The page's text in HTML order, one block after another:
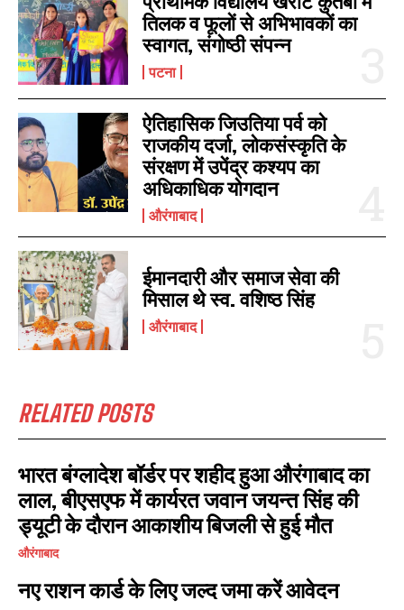
तिलक व फूलों से अभिभावकों का
स्वागत, संगोष्ठी संपन्न
पटना
ऐतिहासिक जिउतिया पर्व को
राजकीय दर्जा, लोकसंस्कृति के
संरक्षण में उपेंद्र कश्यप का
अधिकाधिक योगदान
औरंगाबाद
ईमानदारी और समाज सेवा की
मिसाल थे स्व. वशिष्ठ सिंह
औरंगाबाद
RELATED POSTS
भारत बंग्लादेश बॉर्डर पर शहीद हुआ औरंगाबाद का
लाल, बीएसएफ में कार्यरत जवान जयन्त सिंह की
ड्यूटी के दौरान आकाशीय बिजली से हुई मौत
औरंगाबाद
नए राशन कार्ड के लिए जल्द जमा करें आवेदन